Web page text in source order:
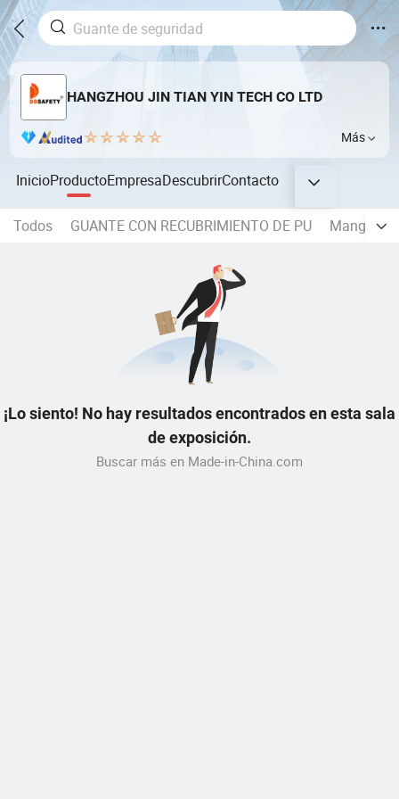
HANGZHOU JIN TIAN YIN TECH CO LTD
Más
InicioProductoEmpresaDescubrirContacto
Todos GUANTE CON RECUBRIMIENTO DE PU Manga
¡Lo siento! No hay resultados encontrados en esta sala
de exposición.
Buscar más en Made-in-China.com